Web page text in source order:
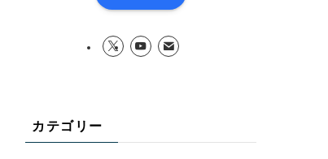
カテゴリー